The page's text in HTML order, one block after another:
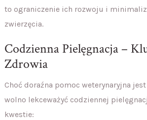
to ograniczenie ich rozwoju i
zwierzęcia.
Codzienna Pielęgnacja –
Zdrowia
Choć doraźna pomoc weterynaryjna
wolno lekceważyć codziennej
kwestie: